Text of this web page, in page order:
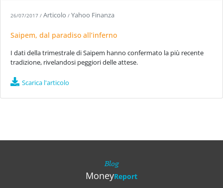
26/07/2017 / Articolo / Yahoo Finanza
Saipem, dal paradiso all’inferno
I dati della trimestrale di Saipem hanno confermato la più recente
tradizione, rivelandosi peggiori delle attese.
Scarica l'articolo
Blog
MoneyReport